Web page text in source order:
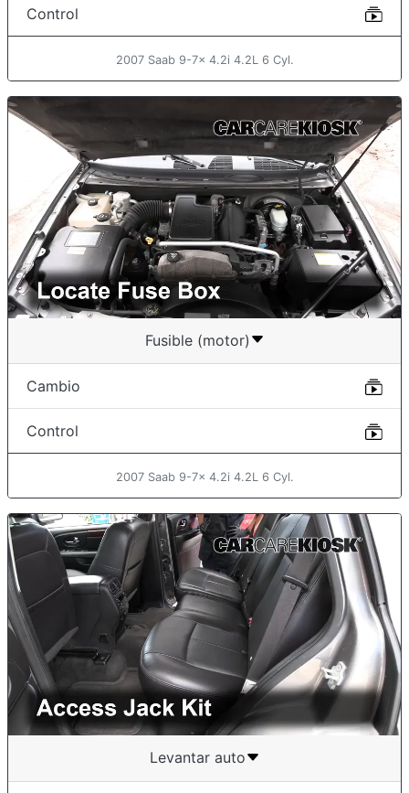
Control
2007 Saab 9-7x 4.2i 4.2L 6 Cyl.
Fusible (motor)
Cambio
Control
2007 Saab 9-7x 4.2i 4.2L 6 Cyl.
Levantar auto